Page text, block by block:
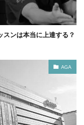
ンは本当に上達する？
AGA